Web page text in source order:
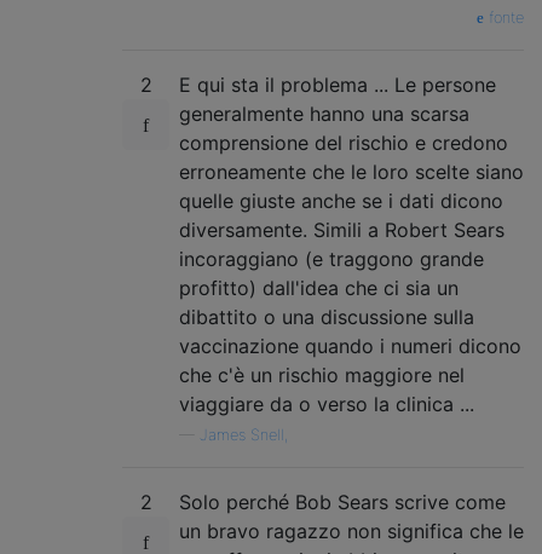
fonte
2
E qui sta il problema ... Le persone
generalmente hanno una scarsa
comprensione del rischio e credono
erroneamente che le loro scelte siano
quelle giuste anche se i dati dicono
diversamente. Simili a Robert Sears
incoraggiano (e traggono grande
profitto) dall'idea che ci sia un
dibattito o una discussione sulla
vaccinazione quando i numeri dicono
che c'è un rischio maggiore nel
viaggiare da o verso la clinica ...
James Snell,
2
Solo perché Bob Sears scrive come
un bravo ragazzo non significa che le